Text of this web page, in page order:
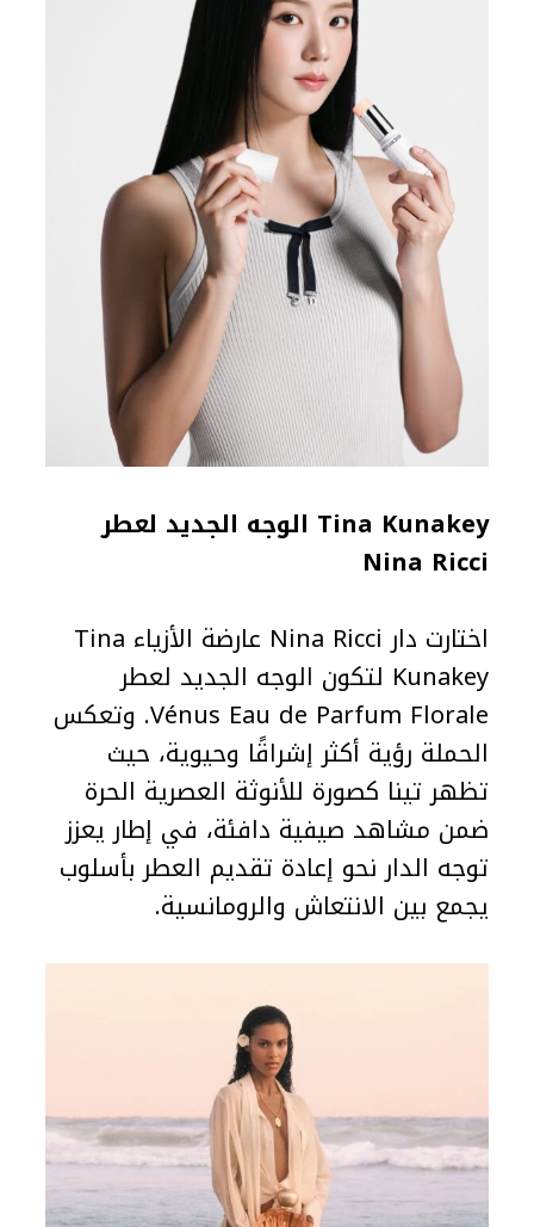
Tina Kunakey الوجه الجديد لعطر
Nina Ricci
اختارت دار Nina Ricci عارضة الأزياء Tina
Kunakey لتكون الوجه الجديد لعطر
Vénus Eau de Parfum Florale. وتعكس
الحملة رؤية أكثر إشراقًا وحيوية، حيث
تظهر تينا كصورة للأنوثة العصرية الحرة
ضمن مشاهد صيفية دافئة، في إطار يعزز
توجه الدار نحو إعادة تقديم العطر بأسلوب
يجمع بين الانتعاش والرومانسية.